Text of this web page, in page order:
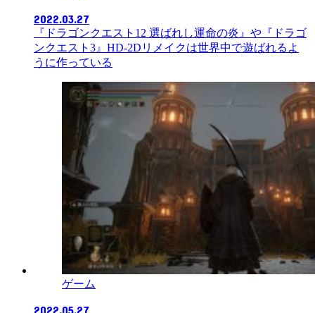
2022.03.27
『ドラゴンクエスト12 選ばれし運命の炎』や『ドラゴ
ンクエスト3』HD-2Dリメイクは世界中で遊ばれるよ
うに作っている
ゲーム
2022.05.27